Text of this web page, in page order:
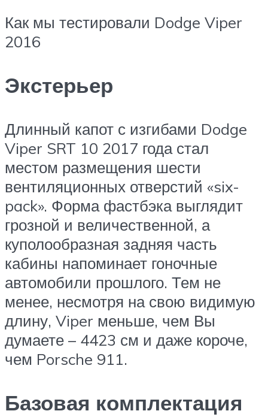
Как мы тестировали Dodge Viper
2016
Экстерьер
Длинный капот с изгибами Dodge
Viper SRT 10 2017 года стал
местом размещения шести
вентиляционных отверстий «six-
pack». Форма фастбэка выглядит
грозной и величественной, а
куполообразная задняя часть
кабины напоминает гоночные
автомобили прошлого. Тем не
менее, несмотря на свою видимую
длину, Viper меньше, чем Вы
думаете – 4423 см и даже короче,
чем Porsche 911.
Базовая комплектация